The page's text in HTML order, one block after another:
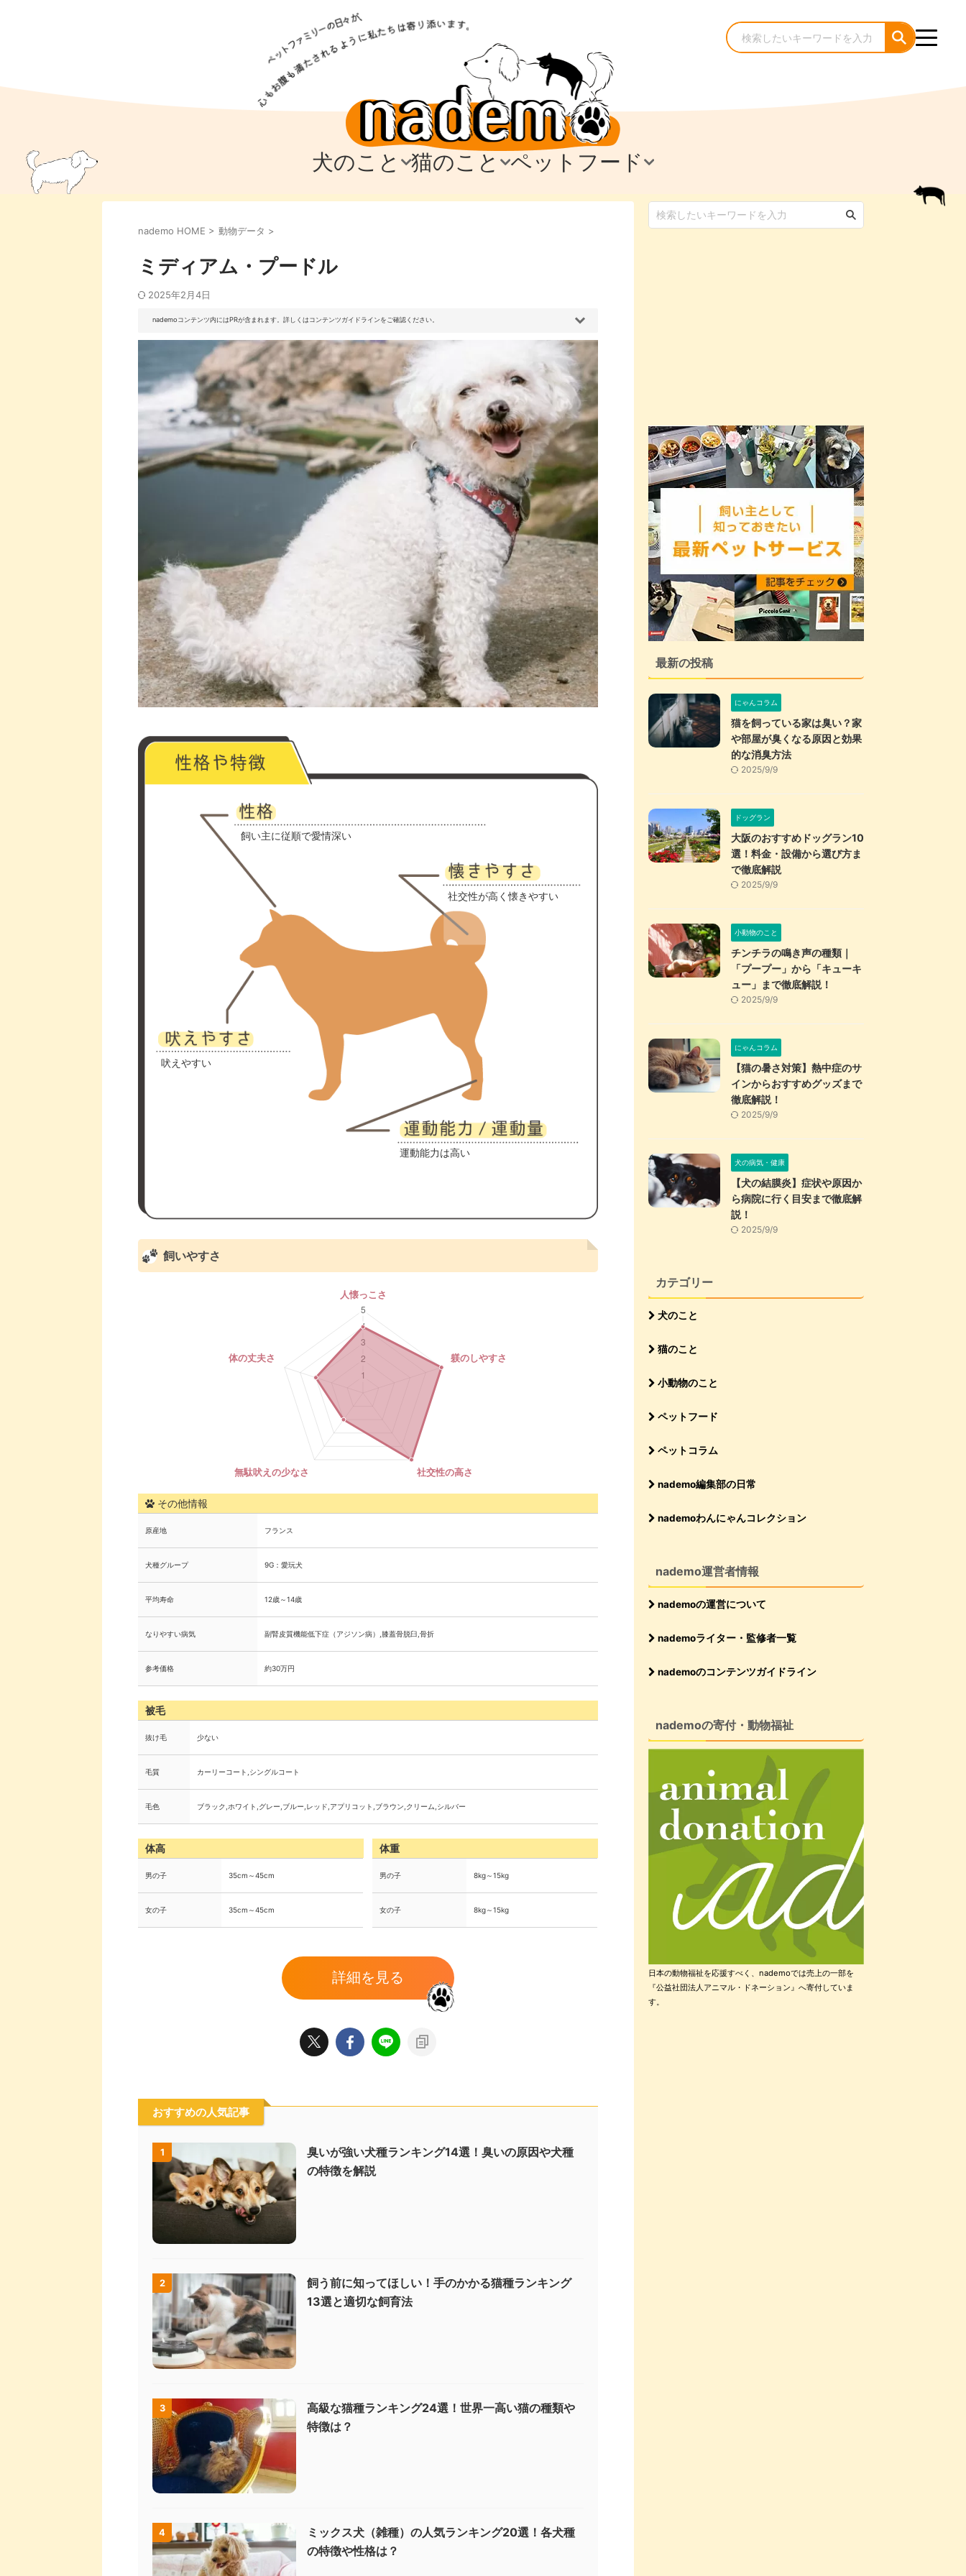
犬のこと
犬のこと
犬のケア・お手入れ
犬のしつけ
犬のアイテム
猫のこと
猫のこと
猫のケア・お手入れ
猫のしつけ
猫のアイテム
ペットフード
ペットフード
nademo HOME > 動物データ >
ミディアム・プードル
2025年2月4日
nademoコンテンツ内にはPRが含まれます。詳しくはコンテンツガイドラインをご確認ください。
飼い主に従順で愛情深い
社交性が高く懐きやすい
吠えやすい
運動能力は高い
飼いやすさ
その他情報
原産地 フランス
犬種グループ 9G：愛玩犬
平均寿命 12歳～14歳
なりやすい病気 副腎皮質機能低下症（アジソン病）,膝蓋骨脱臼,骨折
参考価格 約30万円
被毛
抜け毛 少ない
毛質 カーリーコート,シングルコート
毛色 ブラック,ホワイト,グレー,ブルー,レッド,アプリコット,ブラウン,クリーム,シルバー
体高
男の子 35cm～45cm
女の子 35cm～45cm
体重
男の子 8kg～15kg
女の子 8kg～15kg
詳細を見る
おすすめの人気記事
1
臭いが強い犬種ランキング14選！臭いの原因や犬種
の特徴を解説
2
飼う前に知ってほしい！手のかかる猫種ランキング
13選と適切な飼育法
3
高級な猫種ランキング24選！世界一高い猫の種類や
特徴は？
4
ミックス犬（雑種）の人気ランキング20選！各犬種
の特徴や性格は？
最新の投稿
にゃんコラム
猫を飼っている家は臭い？家
や部屋が臭くなる原因と効果
的な消臭方法
2025/9/9
ドッグラン
大阪のおすすめドッグラン10
選！料金・設備から選び方ま
で徹底解説
2025/9/9
小動物のこと
チンチラの鳴き声の種類｜
「プープー」から「キューキ
ュー」まで徹底解説！
2025/9/9
にゃんコラム
【猫の暑さ対策】熱中症のサ
インからおすすめグッズまで
徹底解説！
2025/9/9
犬の病気・健康
【犬の結膜炎】症状や原因か
ら病院に行く目安まで徹底解
説！
2025/9/9
カテゴリー
犬のこと
猫のこと
小動物のこと
ペットフード
ペットコラム
nademo編集部の日常
nademoわんにゃんコレクション
nademo運営者情報
nademoの運営について
nademoライター・監修者一覧
nademoのコンテンツガイドライン
nademoの寄付・動物福祉
日本の動物福祉を応援すべく、nademoでは売上の一部を
『公益社団法人アニマル・ドネーション』へ寄付していま
す。